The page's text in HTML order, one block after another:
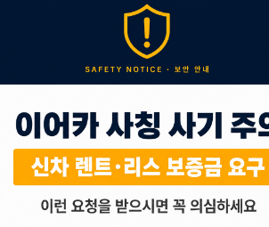
* 정확한 정보는 판매자
차량 위치